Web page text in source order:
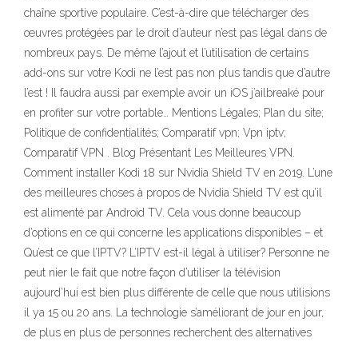
chaîne sportive populaire. C’est-à-dire que télécharger des
œuvres protégées par le droit d’auteur n’est pas légal dans de
nombreux pays. De même l’ajout et l’utilisation de certains
add-ons sur votre Kodi ne l’est pas non plus tandis que d’autre
l’est ! Il faudra aussi par exemple avoir un iOS j’ailbreaké pour
en profiter sur votre portable… Mentions Légales; Plan du site;
Politique de confidentialités; Comparatif vpn; Vpn iptv;
Comparatif VPN . Blog Présentant Les Meilleures VPN.
Comment installer Kodi 18 sur Nvidia Shield TV en 2019. L’une
des meilleures choses à propos de Nvidia Shield TV est qu’il
est alimenté par Android TV. Cela vous donne beaucoup
d’options en ce qui concerne les applications disponibles – et
Qu’est ce que l’IPTV? L’IPTV est-il légal à utiliser? Personne ne
peut nier le fait que notre façon d’utiliser la télévision
aujourd’hui est bien plus différente de celle que nous utilisions
il ya 15 ou 20 ans. La technologie s’améliorant de jour en jour,
de plus en plus de personnes recherchent des alternatives